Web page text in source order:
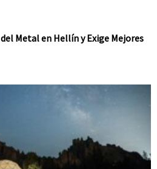
Metal en Hellín y Exige Mejores